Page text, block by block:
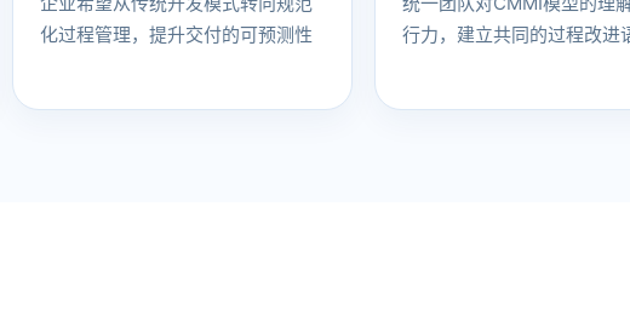
化过程管理，提升交付的可预测性
行力，建立共同的过程改进